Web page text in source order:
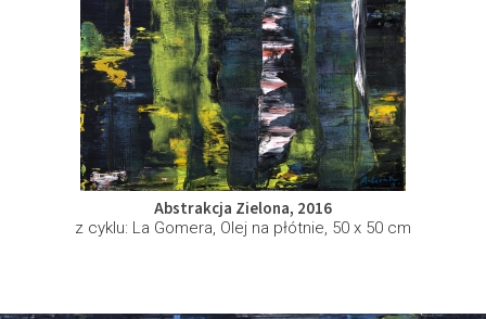
Abstrakcja Zielona, 2016
z cyklu: La Gomera, Olej na płótnie, 50 x 50 cm